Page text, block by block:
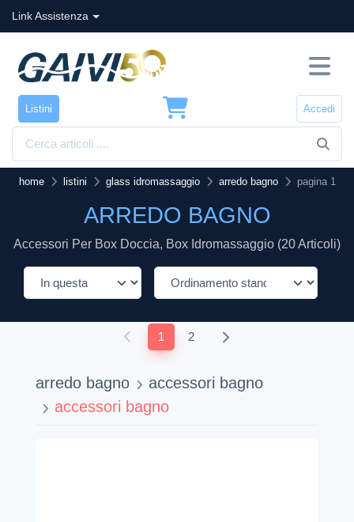
Link Assistenza
Listini Accedi
home listini glass idromassaggio arredo bagno pagina 1
ARREDO BAGNO
Accessori Per Box Doccia, Box Idromassaggio (20 Articoli)
1 2
arredo bagno
accessori bagno
accessori bagno